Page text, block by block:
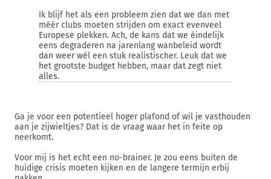
Ik blijf het als een probleem zien dat we dan met
méér clubs moeten strijden om exact evenveel
Europese plekken. Ach, de kans dat we éindelijk
eens degraderen na jarenlang wanbeleid wordt
dan weer wél een stuk realistischer. Leuk dat we
het grootste budget hebben, maar dat zegt niet
alles.
Ga je voor een potentieel hoger plafond of wil je vasthouden
aan je zijwieltjes? Dat is de vraag waar het in feite op
neerkomt.
Voor mij is het echt een no-brainer. Je zou eens buiten de
huidige crisis moeten kijken en de langere termijn erbij